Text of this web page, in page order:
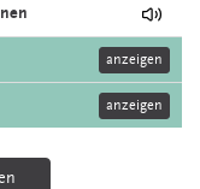
anzeigen
anzeigen